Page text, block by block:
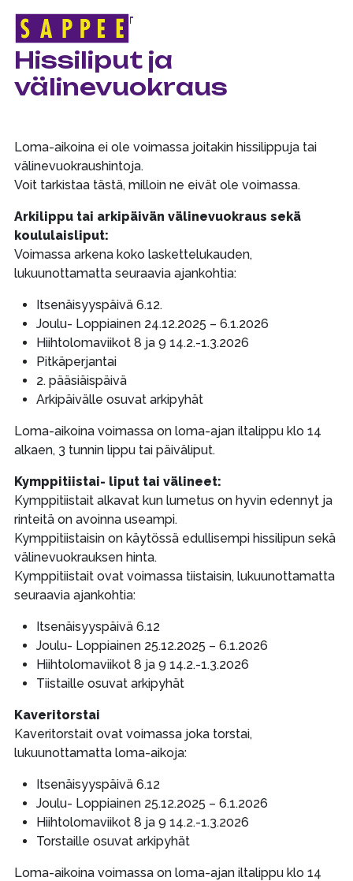
Päävalikko
ETUSIVU > LOMA-AJAT
Hissiliput ja
välinevuokraus
Loma-aikoina ei ole voimassa joitakin hissilippuja tai
välinevuokraushintoja.
Voit tarkistaa tästä, milloin ne eivät ole voimassa.
Arkilippu tai arkipäivän välinevuokraus sekä
koululaisliput:
Voimassa arkena koko laskettelukauden,
lukuunottamatta seuraavia ajankohtia:
Itsenäisyyspäivä 6.12.
Joulu- Loppiainen 24.12.2025 – 6.1.2026
Hiihtolomaviikot 8 ja 9 14.2.-1.3.2026
Pitkäperjantai
2. pääsiäispäivä
Arkipäivälle osuvat arkipyhät
Loma-aikoina voimassa on loma-ajan iltalippu klo 14
alkaen, 3 tunnin lippu tai päiväliput.
Kymppitiistai- liput tai välineet:
Kymppitiistait alkavat kun lumetus on hyvin edennyt ja
rinteitä on avoinna useampi.
Kymppitiistaisin on käytössä edullisempi hissilipun sekä
välinevuokrauksen hinta.
Kymppitiistait ovat voimassa tiistaisin, lukuunottamatta
seuraavia ajankohtia:
Itsenäisyyspäivä 6.12
Joulu- Loppiainen 25.12.2025 – 6.1.2026
Hiihtolomaviikot 8 ja 9 14.2.-1.3.2026
Tiistaille osuvat arkipyhät
Kaveritorstai
Kaveritorstait ovat voimassa joka torstai,
lukuunottamatta loma-aikoja:
Itsenäisyyspäivä 6.12
Joulu- Loppiainen 25.12.2025 – 6.1.2026
Hiihtolomaviikot 8 ja 9 14.2.-1.3.2026
Torstaille osuvat arkipyhät
Loma-aikoina voimassa on loma-ajan iltalippu klo 14